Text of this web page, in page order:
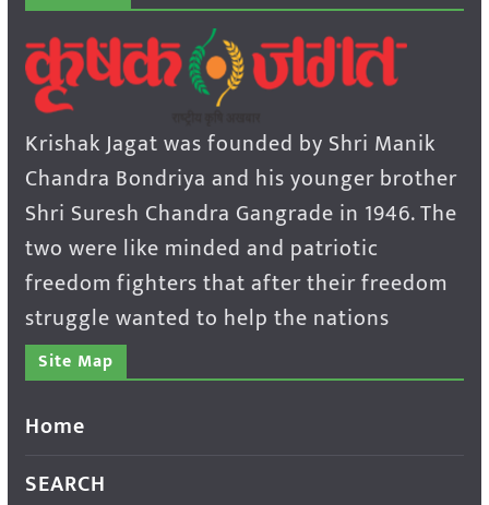
Krishak Jagat was founded by Shri Manik
Chandra Bondriya and his younger brother
Shri Suresh Chandra Gangrade in 1946. The
two were like minded and patriotic
freedom fighters that after their freedom
struggle wanted to help the nations
Site Map
Home
SEARCH